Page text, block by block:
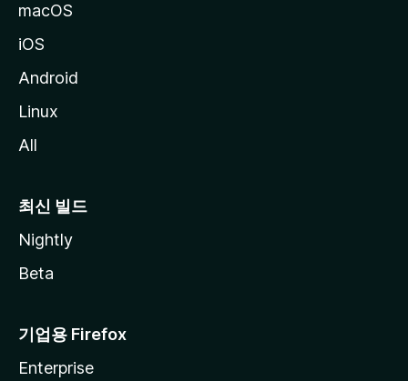
macOS
iOS
Android
Linux
All
최신 빌드
Nightly
Beta
기업용 Firefox
Enterprise